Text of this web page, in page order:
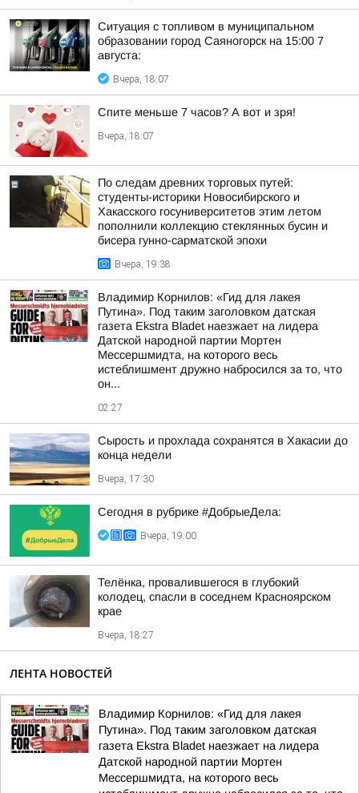
Ситуация с топливом в муниципальном
образовании город Саяногорск на 15:00 7
августа:
Вчера, 18:07
Спите меньше 7 часов? А вот и зря!
Вчера, 18:07
По следам древних торговых путей:
студенты-историки Новосибирского и
Хакасского госуниверситетов этим летом
пополнили коллекцию стеклянных бусин и
бисера гунно-сарматской эпохи
Вчера, 19:38
Владимир Корнилов: «Гид для лакея
Путина». Под таким заголовком датская
газета Ekstra Bladet наезжает на лидера
Датской народной партии Мортен
Мессершмидта, на которого весь
истеблишмент дружно набросился за то, что
он...
02:27
Сырость и прохлада сохранятся в Хакасии до
конца недели
Вчера, 17:30
Сегодня в рубрике #ДобрыеДела:
Вчера, 19:00
Телёнка, провалившегося в глубокий
колодец, спасли в соседнем Красноярском
крае
Вчера, 18:27
ЛЕНТА НОВОСТЕЙ
Владимир Корнилов: «Гид для лакея
Путина». Под таким заголовком датская
газета Ekstra Bladet наезжает на лидера
Датской народной партии Мортен
Мессершмидта, на которого весь